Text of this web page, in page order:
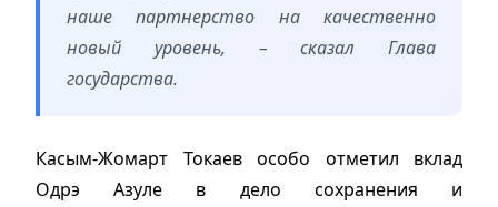
наше партнерство на качественно
новый уровень, – сказал Глава
государства.
Касым-Жомарт Токаев особо отметил вклад
Одрэ Азуле в дело сохранения и